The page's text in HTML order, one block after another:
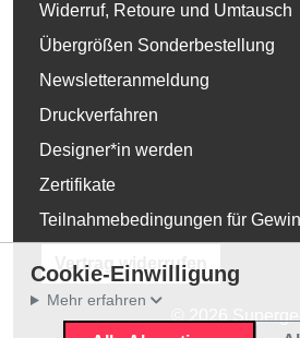
Widerruf, Retoure und Umtausch
Übergrößen Sonderbestellung
Newsletteranmeldung
Druckverfahren
Designer*in werden
Zertifikate
Teilnahmebedingungen für
Vertrag widerrufen
Cookie-Einwilligung
Mehr erfahren